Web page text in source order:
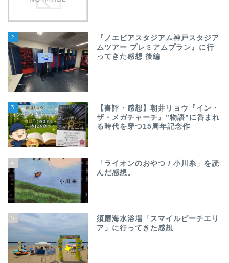
2
『ノエビアスタジアム神戸スタジア
ムツアー プレミアムプラン』に行
ってきた感想 後編
3
【書評・感想】朝井リョウ『イン・
ザ・メガチャーチ』”物語”に呑まれ
る時代を穿つ15周年記念作
4
「ライオンのおやつ / 小川糸」を読
んだ感想。
5
須磨海水浴場「スマイルビーチエリ
ア」に行ってきた感想